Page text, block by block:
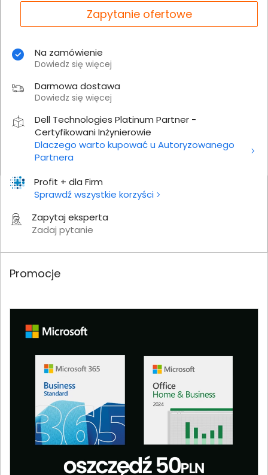
Profit + dla Firm
Sprawdź wszystkie korzyści
Zapytaj eksperta
Zadaj pytanie
Zapytanie ofertowe
Na zamówienie
Dowiedz się więcej
Darmowa dostawa
Dowiedz się więcej
Dell Technologies Platinum Partner -
Certyfikowani Inżynierowie
Dlaczego warto kupować u Autoryzowanego
Partnera
Promocje